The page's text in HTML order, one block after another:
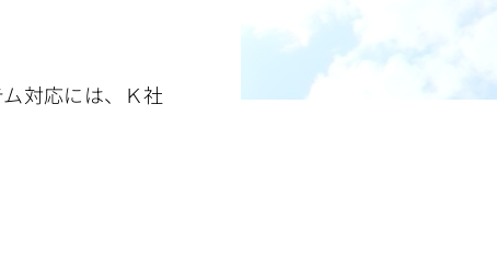
対応には、Ｋ社